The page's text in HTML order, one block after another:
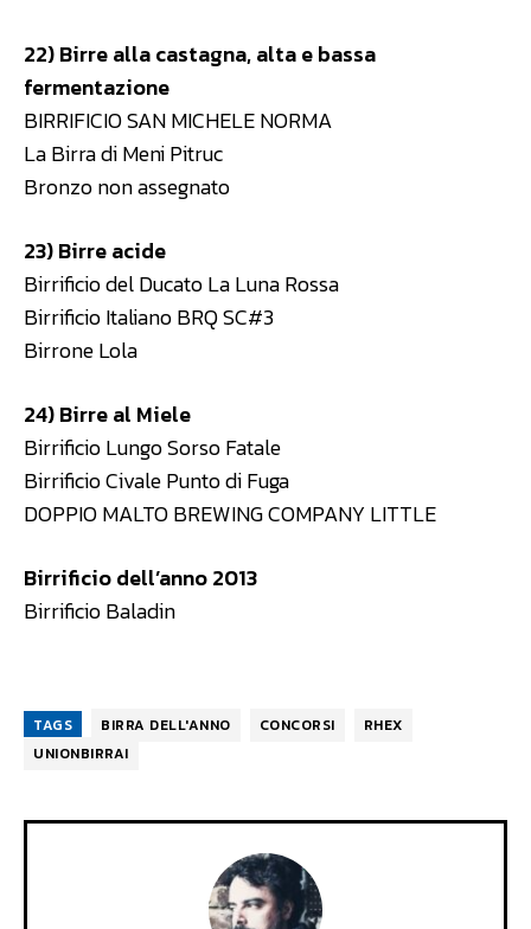
22) Birre alla castagna, alta e bassa
fermentazione
BIRRIFICIO SAN MICHELE NORMA
La Birra di Meni Pitruc
Bronzo non assegnato
23) Birre acide
Birrificio del Ducato La Luna Rossa
Birrificio Italiano BRQ SC#3
Birrone Lola
24) Birre al Miele
Birrificio Lungo Sorso Fatale
Birrificio Civale Punto di Fuga
DOPPIO MALTO BREWING COMPANY LITTLE
Birrificio dell’anno 2013
Birrificio Baladin
TAGS BIRRA DELL'ANNO CONCORSI
RHEX
UNIONBIRRAI